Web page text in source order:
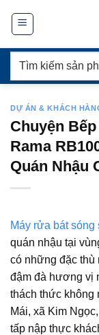
dung
Tìm
DỰ ÁN & KHÁCH
Chuyện
Rama
Quán Nhậu
Máy rửa bát
quán nhậu tại
có những đặc thù
đậm đà hương vị
thách thức không
Mái, xã Kim
tấp nập thực